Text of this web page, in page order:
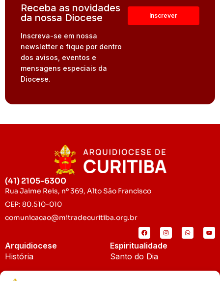
Receba as novidades
da nossa Diocese
Inscreva-se em nossa
newsletter e fique por dentro
dos avisos, eventos e
mensagens especiais da
Diocese.
(41) 2105-6300
Rua Jaime Reis, nº 369, Alto São Francisco
CEP: 80.510-010
comunicacao@mitradecuritiba.org.br
Arquidiocese
História
Padroeira
Espiritualidade
Santo do Dia